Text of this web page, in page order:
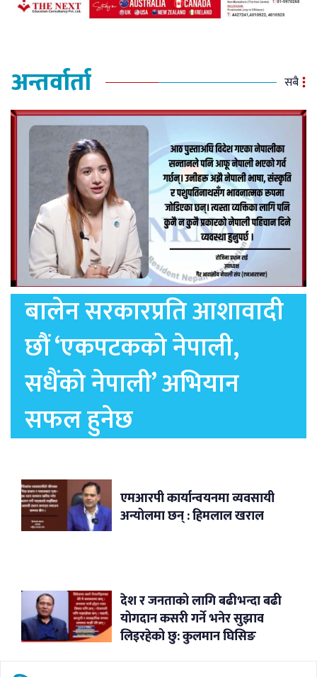
अन्तर्वार्ता सबै
बालेन सरकारप्रति आशावादी
छौं ‘एकपटकको नेपाली,
सधैंको नेपाली’ अभियान
सफल हुनेछ
एमआरपी कार्यान्वयनमा व्यवसायी
अन्योलमा छन् : हिमलाल खराल
देश र जनताको लागि बढीभन्दा बढी
योगदान कसरी गर्ने भनेर सुझाव
लिइरहेको छु: कुलमान घिसिङ